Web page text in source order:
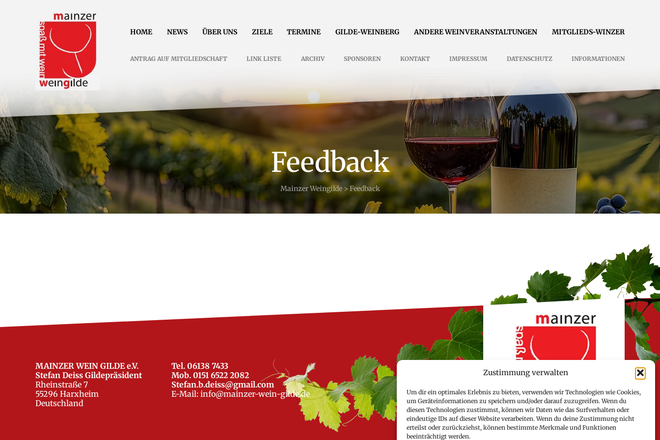
Zustimmung verwalten
Um dir ein optimales Erlebnis zu bieten, verwenden wir Technologien wie Cookies,
um Geräteinformationen zu speichern und/oder darauf zuzugreifen. Wenn du
diesen Technologien zustimmst, können wir Daten wie das Surfverhalten oder
eindeutige IDs auf dieser Website verarbeiten. Wenn du deine Zustimmung nicht
erteilst oder zurückziehst, können bestimmte Merkmale und Funktionen
beeinträchtigt werden.
HOME NEWS ÜBER UNS ZIELE TERMINE GILDE-WEINBERG ANDERE WEINVERANSTALTUNGEN MITGLIEDS-WINZER
ANTRAG AUF MITGLIEDSCHAFT LINK LISTE ARCHIV SPONSOREN KONTAKT IMPRESSUM DATENSCHUTZ INFORMATIONEN
Feedback
Mainzer Weingilde>Feedback
MAINZER WEIN GILDE e.V.
Stefan Deiss Gildepräsident
Rheinstraße 7
55296 Harxheim
Deutschland
Tel. 06138 7433
Mob. 0151 6522 2082
Stefan.b.deiss@gmail.com
E-Mail: info@mainzer-wein-gilde.de